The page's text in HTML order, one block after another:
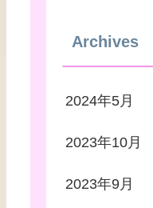
Archives
2024年5月
2023年10月
2023年9月